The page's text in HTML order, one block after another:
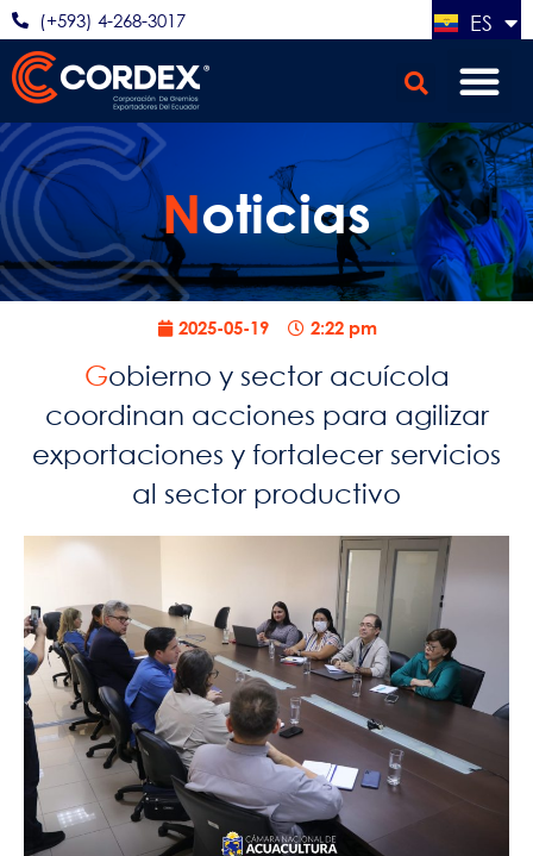
(+593) 4-268-3017 ES
EN
Noticias
2025-05-19 2:22 pm
Gobierno y sector acuícola
coordinan acciones para agilizar
exportaciones y fortalecer servicios
al sector productivo